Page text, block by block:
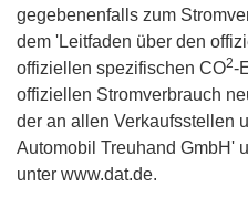
gegebenenfalls zum
dem 'Leitfaden über den
offiziellen spezifischen CO2-
offiziellen Stromverbrauch
der an allen Verkaufsstellen
Automobil Treuhand GmbH'
unter www.dat.de.